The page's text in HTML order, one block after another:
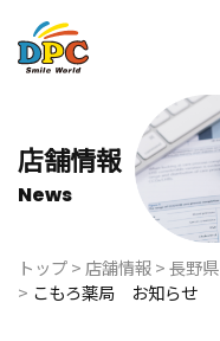
店舗情報
News
トップ> 店舗情報>長野県
> こもろ薬局 お知らせ